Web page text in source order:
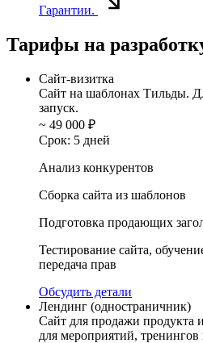
Гарантии.
Тарифы на
Сайт-визитка
Сайт на шаблонах Тильды.
запуск.
~ 49 000 ₽
Срок: 5 дней
Анализ конкурентов
Сборка сайта из шаблонов
Подготовка продающих
Тестирование сайта,
передача прав
Обсудить детали
Лендинг (одностраничник)
Сайт для продажи продукта
для мероприятий, тренингов